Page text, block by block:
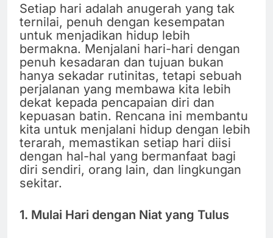
Setiap hari adalah anugerah yang tak
ternilai, penuh dengan kesempatan
untuk menjadikan hidup lebih
bermakna. Menjalani hari-hari dengan
penuh kesadaran dan tujuan bukan
hanya sekadar rutinitas, tetapi sebuah
perjalanan yang membawa kita lebih
dekat kepada pencapaian diri dan
kepuasan batin. Rencana ini membantu
kita untuk menjalani hidup dengan lebih
terarah, memastikan setiap hari diisi
dengan hal-hal yang bermanfaat bagi
diri sendiri, orang lain, dan lingkungan
sekitar.
1. Mulai Hari dengan Niat yang Tulus